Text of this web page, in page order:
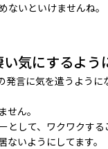
ないといけませんね。
い気にするよう
発言に気を遣うように
せん。
として、ワクワクす
いようにしてます。